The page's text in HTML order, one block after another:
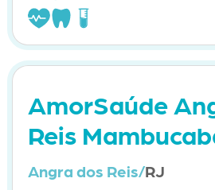
AmorSaúde
Reis
Angra dos Reis/RJ